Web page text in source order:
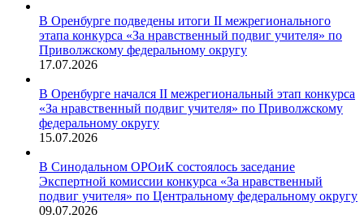
В Оренбурге подведены итоги II межрегионального
этапа конкурса «За нравственный подвиг учителя» по
Приволжскому федеральному округу
17.07.2026
В Оренбурге начался II межрегиональный этап конкурса
«За нравственный подвиг учителя» по Приволжскому
федеральному округу
15.07.2026
В Синодальном ОРОиК состоялось заседание
Экспертной комиссии конкурса «За нравственный
подвиг учителя» по Центральному федеральному округу
09.07.2026